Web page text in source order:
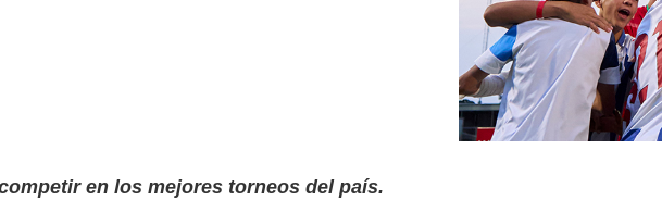
en los mejores torneos del país.